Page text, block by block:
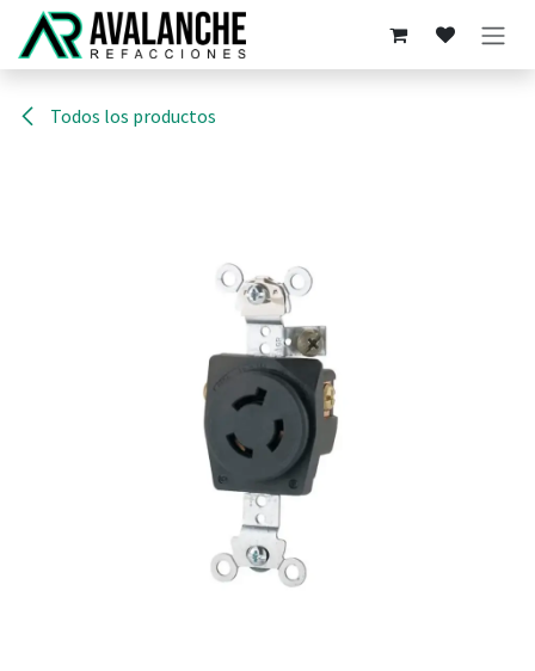
Ir al contenido
Todos los productos